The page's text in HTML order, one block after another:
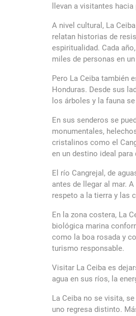
llevan a visitantes
A nivel cultural, La
relatan historias de
espiritualidad. Cada
miles de personas en
Pero La Ceiba también
Honduras. Desde sus
los árboles y la fauna
En sus senderos se
monumentales,
cristalinos como el
en un destino ideal para
El río Cangrejal, de
antes de llegar al mar.
respeto a la tierra y las
En la zona costera, La
biológica marina
como la boa rosada y
turismo responsable.
Visitar La Ceiba es
agua en sus ríos, la
La Ceiba no se visita,
uno regresa distinto.